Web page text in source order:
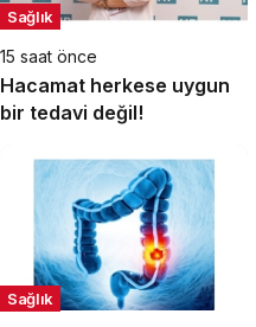
Sağlık
15 saat önce
Hacamat herkese uygun
bir tedavi değil!
Sağlık